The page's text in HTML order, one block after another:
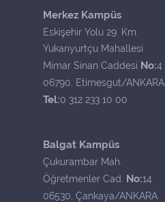
Merkez Kampüs
Eskişehir Yolu 29. Km.
Yukarıyurtçu Mahallesi
Mimar Sinan Caddesi No:4
06790, Etimesgut/ANKARA
Tel:0 312 233 10 00
Balgat Kampüs
Çukurambar Mah.
Öğretmenler Cad. No:14
06530, Çankaya/ANKARA